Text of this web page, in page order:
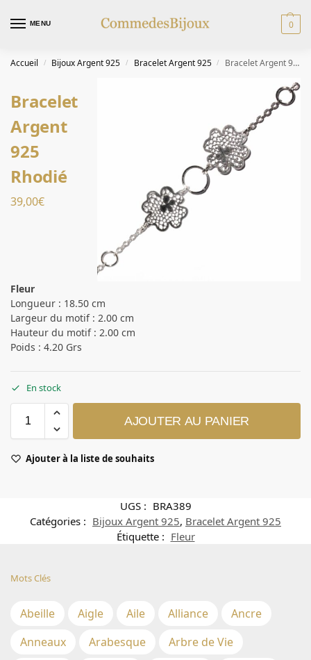
MENU 0
Accueil / Bijoux Argent 925 / Bracelet Argent 925 / Bracelet Argent 925 Rhodié
Bracelet
Argent
925
Rhodié
39,00€
Fleur
Longueur : 18.50 cm
Largeur du motif : 2.00 cm
Hauteur du motif : 2.00 cm
Poids : 4.20 Grs
En stock
AJOUTER AU PANIER
Ajouter à la liste de souhaits
UGS : BRA389
Catégories : Bijoux Argent 925, Bracelet Argent 925
Étiquette : Fleur
Mots Clés
Abeille Aigle Aile Alliance
Ancre
Anneaux
Arabesque
Arbre de Vie